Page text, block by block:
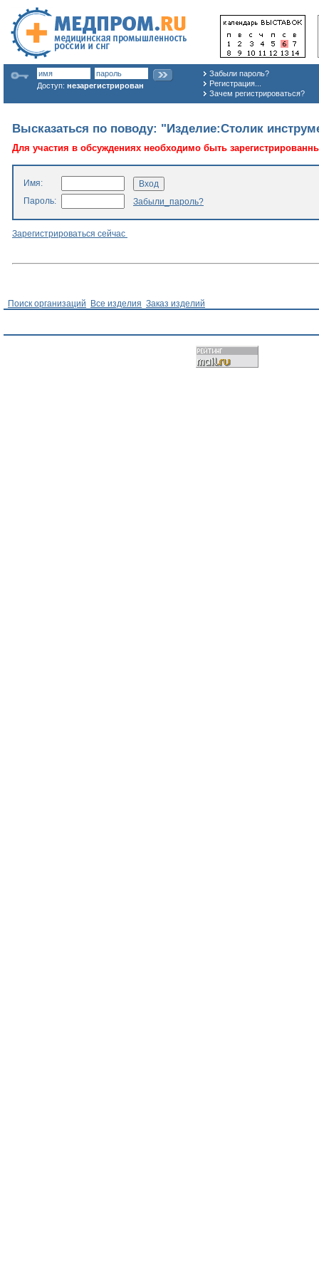
Доступ: незарегистрирован
Забыли пароль?
Регистрация...
Зачем регистрироваться?
Высказаться по поводу: "Изделие:Столик
Для участия в обсуждениях необходимо быть
Имя:
Пароль:
Забыли_пароль?
Зарегистрироваться сейчас
Поиск организаций Все изделия Заказ изделий